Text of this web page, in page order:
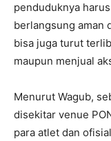
penduduknya
berlangsung aman
bisa juga turut
maupun menjual
Menurut Wagub,
disekitar venue
para atlet dan